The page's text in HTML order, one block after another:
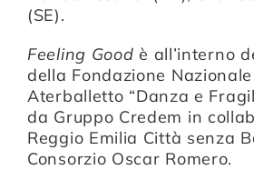
(SE).
Feeling Good è all’interno
della Fondazione
Aterballetto “Danza e
da Gruppo Credem in
Reggio Emilia Città senza
Consorzio Oscar Romero.